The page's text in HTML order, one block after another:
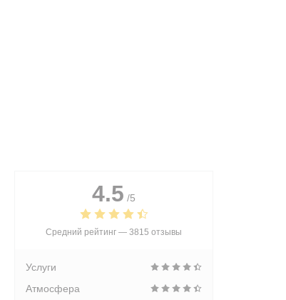
4.5 /5
Средний рейтинг — 3815 отзывы
Услуги
Атмосфера